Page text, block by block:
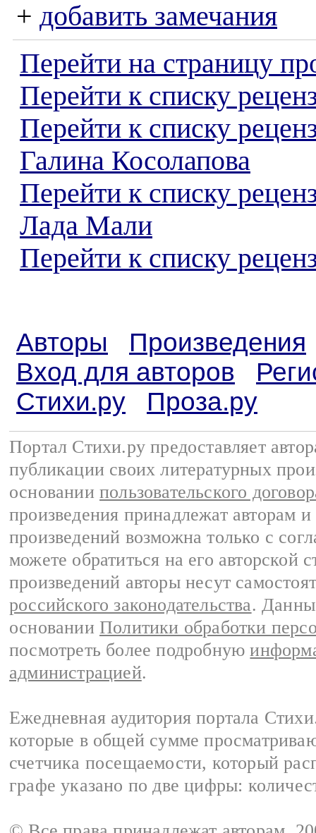
+ добавить замечания
Перейти на страницу
Перейти к списку
Перейти к списку
Галина Косолапова
Перейти к списку
Лада Мали
Перейти к списку
Авторы
Произведения
Вход для авторов
Стихи.ру
Проза.ру
Портал Стихи.ру предоставляет
публикации своих литературных
основании пользовательского
произведения принадлежат авторам
произведений возможна только с
можете обратиться на его авторской
произведений авторы несут
российского законодательства.
основании Политики обработки
посмотреть более подробную
администрацией.
Ежедневная аудитория портала
которые в общей сумме
счетчика посещаемости, который
графе указано по две цифры: